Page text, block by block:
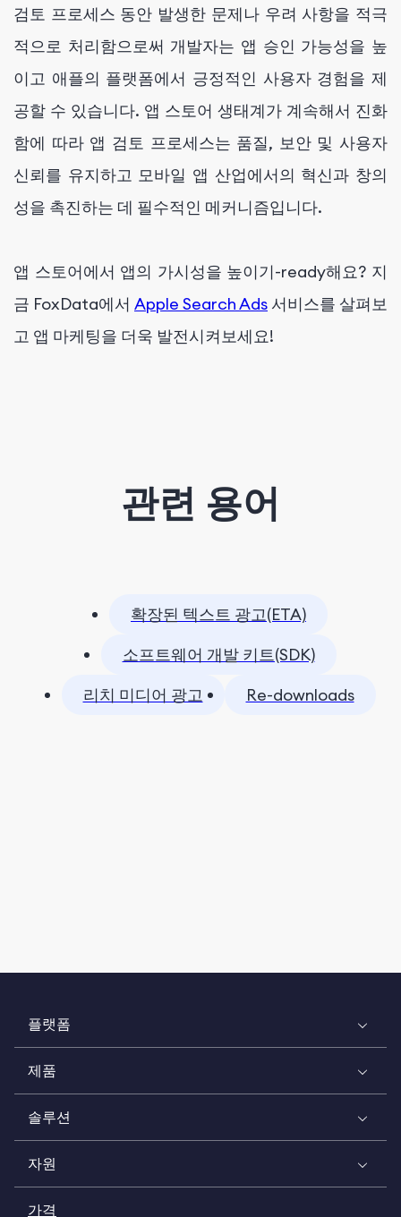
검토 프로세스 동안 발생한 문제나 우려 사항을 적극
적으로 처리함으로써 개발자는 앱 승인 가능성을 높
이고 애플의 플랫폼에서 긍정적인 사용자 경험을 제
공할 수 있습니다. 앱 스토어 생태계가 계속해서 진화
함에 따라 앱 검토 프로세스는 품질, 보안 및 사용자
신뢰를 유지하고 모바일 앱 산업에서의 혁신과 창의
성을 촉진하는 데 필수적인 메커니즘입니다.
앱 스토어에서 앱의 가시성을 높이기-ready해요? 지
금 FoxData에서 Apple Search Ads 서비스를 살펴보
고 앱 마케팅을 더욱 발전시켜보세요!
관련 용어
확장된 텍스트 광고(ETA)
소프트웨어 개발 키트(SDK)
리치 미디어 광고
Re-downloads
플랫폼
제품
솔루션
자원
가격